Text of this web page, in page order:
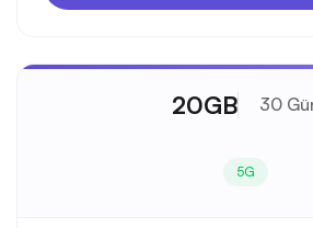
20GB 30
5G